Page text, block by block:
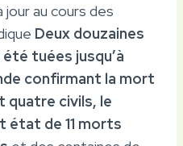
au cours des
Deux douzaines
tuées jusqu’à
confirmant la mort
quatre civils, le
état de 11 morts